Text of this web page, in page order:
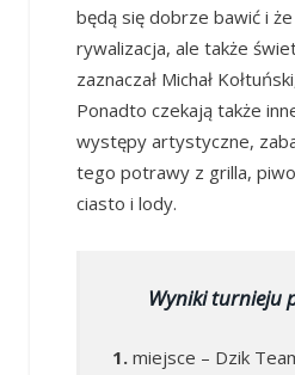
będą się dobrze bawić i
rywalizacja, ale także
zaznaczał Michał
Ponadto czekają także
występy artystyczne,
tego potrawy z grilla,
ciasto i lody.
Wyniki turnieju
1. miejsce – Dzik